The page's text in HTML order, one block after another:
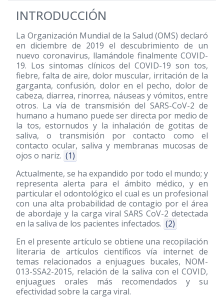
INTRODUCCIÓN
La Organización Mundial de la Salud (OMS) declaró
en diciembre de 2019 el descubrimiento de un
nuevo coronavirus, llamándole finalmente COVID-
19. Los sintomas clínicos del COVID-19 son tos,
fiebre, falta de aire, dolor muscular, irritación de la
garganta, confusión, dolor en el pecho, dolor de
cabeza, diarrea, rinorrea, náuseas y vómitos, entre
otros. La vía de transmisión del SARS-CoV-2 de
humano a humano puede ser directa por medio de
la tos, estornudos y la inhalación de gotitas de
saliva, o transmisión por contacto como el
contacto ocular, saliva y membranas mucosas de
ojos o nariz. (1)
Actualmente, se ha expandido por todo el mundo; y
representa alerta para el ámbito médico, y en
particular el odontológico el cual es un profesional
con una alta probabilidad de contagio por el área
de abordaje y la carga viral SARS CoV-2 detectada
en la saliva de los pacientes infectados. (2)
En el presente artículo se obtiene una recopilación
literaria de artículos científicos vía internet de
temas relacionados a enjuagues bucales, NOM-
013-SSA2-2015, relación de la saliva con el COVID,
enjuagues orales más recomendados y su
efectividad sobre la carga viral.